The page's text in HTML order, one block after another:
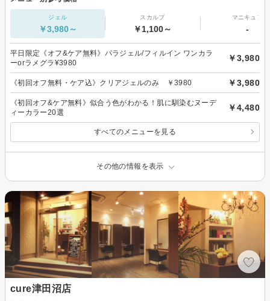
ジェル
￥3,980～
スカルプ
￥1,100～
マニキュア
-
平日限定《オフ&ケア無料》パラジェル/フィルイン ワンカラ
ーorラメグラ¥3980
￥3,980
《初回オフ無料・ケア込》クリアジェルのみ ￥3980 ￥3,980
《初回オフ&ケア無料》似合う色がわかる！肌に馴染むヌーデ
ィーカラー20選
￥4,480
すべてのメニューを見る
その他の情報を表示
cure津田沼店